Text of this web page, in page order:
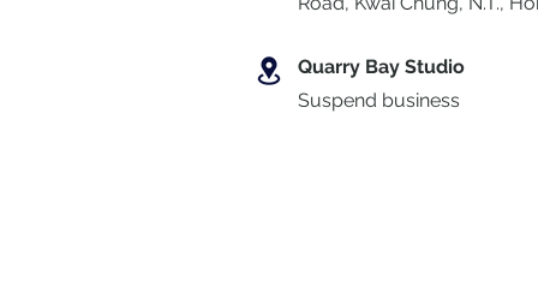
Quarry Bay Studio
Suspend business